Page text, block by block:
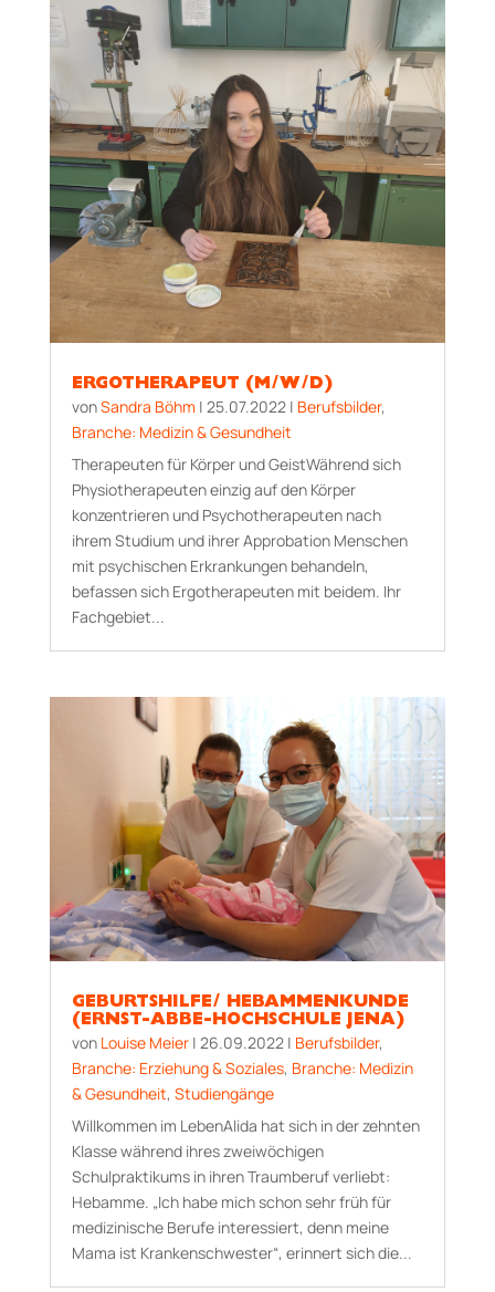
ERGOTHERAPEUT (M/W/D)
vonSandra Böhm | 25.07.2022| Berufsbilder,
Branche: Medizin & Gesundheit
Therapeuten für Körper und GeistWährend sich
Physiotherapeuten einzig auf den Körper
konzentrieren und Psychotherapeuten nach
ihrem Studium und ihrer Approbation Menschen
mit psychischen Erkrankungen behandeln,
befassen sich Ergotherapeuten mit beidem. Ihr
Fachgebiet...
GEBURTSHILFE/ HEBAMMENKUNDE
(ERNST-ABBE-HOCHSCHULE JENA)
von Louise Meier| 26.09.2022| Berufsbilder,
Branche: Erziehung & Soziales, Branche: Medizin
& Gesundheit, Studiengänge
Willkommen im LebenAlida hat sich in der zehnten
Klasse während ihres zweiwöchigen
Schulpraktikums in ihren Traumberuf verliebt:
Hebamme. „Ich habe mich schon sehr früh für
medizinische Berufe interessiert, denn meine
Mama ist Kranken­schwester“, erinnert sich die...